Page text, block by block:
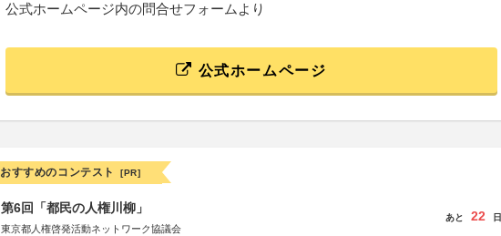
公式ホームページ内の問合せフォームより
公式ホームページ
おすすめのコンテスト [PR]
第6回「都民の人権川柳」
東京都人権啓発活動ネットワーク協議会
あと 22 日